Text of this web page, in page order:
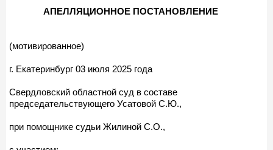
АПЕЛЛЯЦИОННОЕ ПОСТАНОВЛЕНИЕ
(мотивированное)
г. Екатеринбург 03 июля 2025 года
Свердловский областной суд в составе
председательствующего Усатовой С.Ю.,
при помощнике судьи Жилиной С.О.,